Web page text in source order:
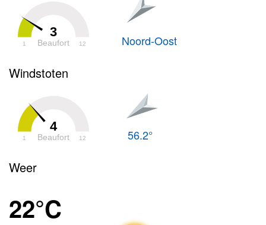
3
Beaufort
1 12 Noord-Oost
Windstoten
4
Beaufort
1 12 56.2°
Weer
22°C